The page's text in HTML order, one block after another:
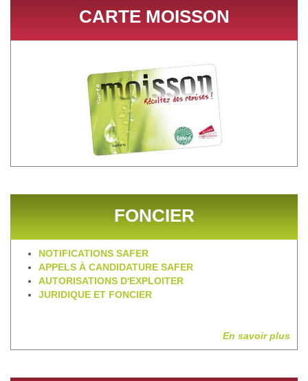
CARTE MOISSON
FONCIER
NOTIFICATIONS SAFER
APPELS À CANDIDATURE SAFER
AUTORISATIONS D'EXPLOITER
JURIDIQUE ET FONCIER
En savoir plus